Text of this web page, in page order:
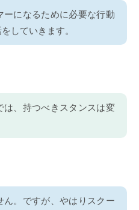
になるために必要な行動
していきます。
は、持つべきスタンスは変
。ですが、やはりスクー